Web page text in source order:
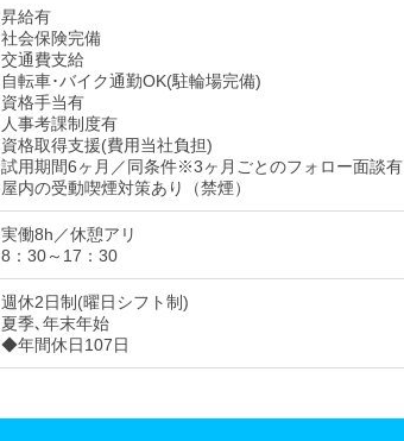
昇給有
社会保険完備
交通費支給
自転車･バイク通勤OK(駐輪場完備)
資格手当有
人事考課制度有
資格取得支援(費用当社負担)
試用期間6ヶ月／同条件※3ヶ月ごとのフォロー面談有
屋内の受動喫煙対策あり（禁煙）
実働8h／休憩アリ
8：30～17：30
週休2日制(曜日シフト制)
夏季､年末年始
◆年間休日107日